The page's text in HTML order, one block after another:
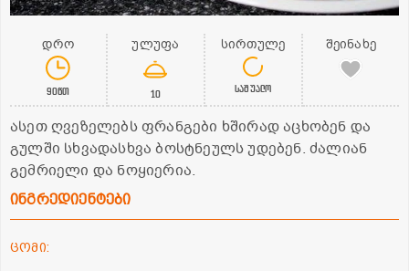
დრო
90წთ
ულუფა
10
სირთულე
საშუალო
შეინახე
ასეთ ღვეზელებს ფრანგები ხშირად აცხობენ და
გულში სხვადასხვა ბოსტნეულს უდებენ. ძალიან
გემრიელი და ნოყიერია.
ინგრედიენტები
ცომი: